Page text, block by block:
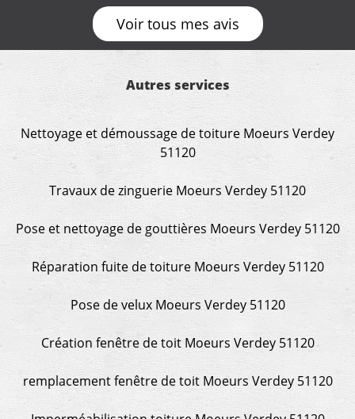
Voir tous mes avis
Autres services
Nettoyage et démoussage de toiture Moeurs Verdey
51120
Travaux de zinguerie Moeurs Verdey 51120
Pose et nettoyage de gouttières Moeurs Verdey 51120
Réparation fuite de toiture Moeurs Verdey 51120
Pose de velux Moeurs Verdey 51120
Création fenêtre de toit Moeurs Verdey 51120
remplacement fenêtre de toit Moeurs Verdey 51120